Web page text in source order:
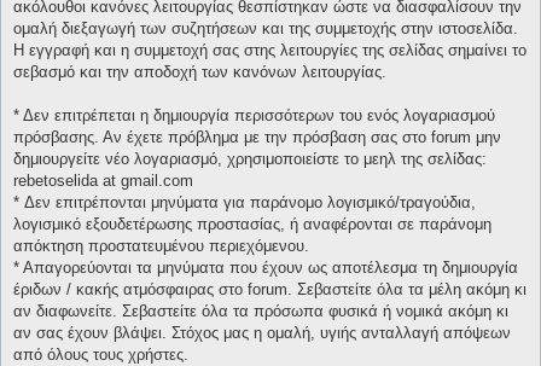
ακόλουθοι κανόνες λειτουργίας θεσπίστηκαν ώστε να διασφαλίσουν την
ομαλή διεξαγωγή των συζητήσεων και της συμμετοχής στην ιστοσελίδα.
Η εγγραφή και η συμμετοχή σας στης λειτουργίες της σελίδας σημαίνει το
σεβασμό και την αποδοχή των κανόνων λειτουργίας.
* Δεν επιτρέπεται η δημιουργία περισσότερων του ενός λογαριασμού
πρόσβασης. Αν έχετε πρόβλημα με την πρόσβαση σας στο forum μην
δημιουργείτε νέο λογαριασμό, χρησιμοποιείστε το μεηλ της σελίδας:
rebetoselida at gmail.com
* Δεν επιτρέπονται μηνύματα για παράνομο λογισμικό/τραγούδια,
λογισμικό εξουδετέρωσης προστασίας, ή αναφέρονται σε παράνομη
απόκτηση προστατευμένου περιεχόμενου.
* Απαγορεύονται τα μηνύματα που έχουν ως αποτέλεσμα τη δημιουργία
έριδων / κακής ατμόσφαιρας στο forum. Σεβαστείτε όλα τα μέλη ακόμη κι
αν διαφωνείτε. Σεβαστείτε όλα τα πρόσωπα φυσικά ή νομικά ακόμη κι
αν σας έχουν βλάψει. Στόχος μας η ομαλή, υγιής ανταλλαγή απόψεων
από όλους τους χρήστες.